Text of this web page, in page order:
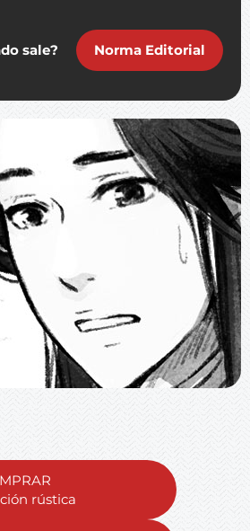
sale? Norma Editorial
rústica